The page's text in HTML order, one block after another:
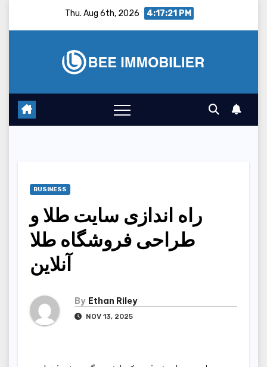
Thu. Aug 6th, 2026 4:17:22 PM
BUSINESS
راه اندازی سایت طلا و
طراحی فروشگاه طلا
آنلاین
By Ethan Riley
NOV 13, 2025